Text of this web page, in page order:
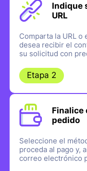
Indique
URL
Comparta la URL
desea recibir el
su solicitud con
Etapa 2
Finalice
pedido
Seleccione el
proceda al pago y,
correo electrónico